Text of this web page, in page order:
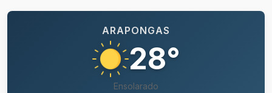
ARAPONGAS
28°
Ensolarado